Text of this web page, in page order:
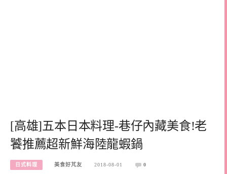
[高雄]五本日本料理-巷仔內藏美食!老
饕推薦超新鮮海陸龍蝦鍋
日式料理 美食好芃友 2018-08-01 0